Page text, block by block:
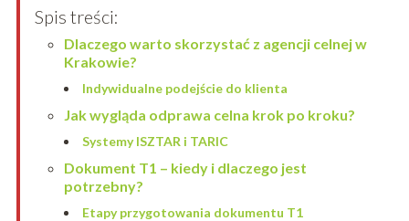
Spis treści:
Dlaczego warto skorzystać z agencji celnej w
Krakowie?
Indywidualne podejście do klienta
Jak wygląda odprawa celna krok po kroku?
Systemy ISZTAR i TARIC
Dokument T1 – kiedy i dlaczego jest
potrzebny?
Etapy przygotowania dokumentu T1